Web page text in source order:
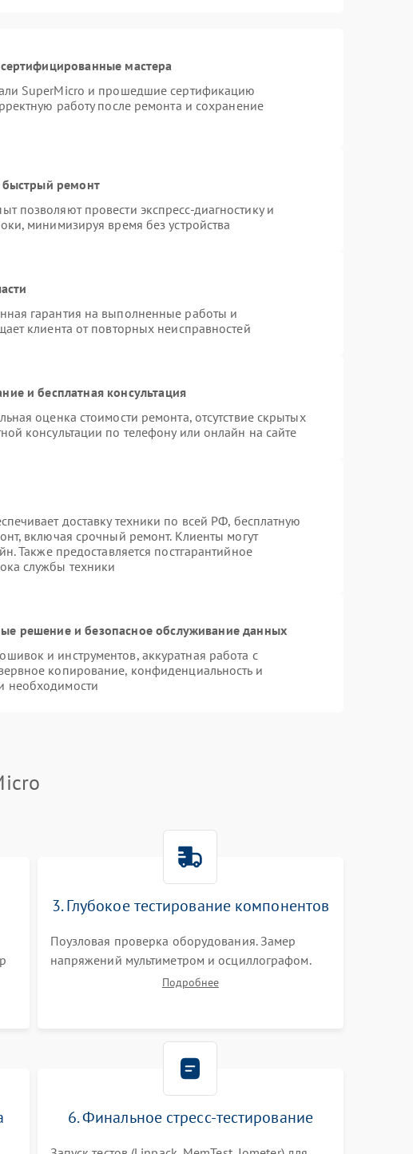
мастера
SuperMicro и прошедшие сертификацию
работу после ремонта и сохранение
быстрый ремонт
позволяют провести экспресс-диагностику и
минимизируя время без устройства
гарантия на выполненные работы и
клиента от повторных неисправностей
и бесплатная консультация
оценка стоимости ремонта, отсутствие скрытых
консультации по телефону или онлайн на сайте
доставку техники по всей РФ, бесплатную
включая срочный ремонт. Клиенты могут
Также предоставляется постгарантийное
службы техники
решение и безопасное обслуживание данных
и инструментов, аккуратная работа с
копирование, конфиденциальность и
необходимости
3. Глубокое тестирование компонентов
Поузловая проверка оборудования. Замер
напряжений мультиметром и осциллографом.
Проверка модулей памяти (ECC) и состояния
Подробнее
6. Финальное стресс-тестирование